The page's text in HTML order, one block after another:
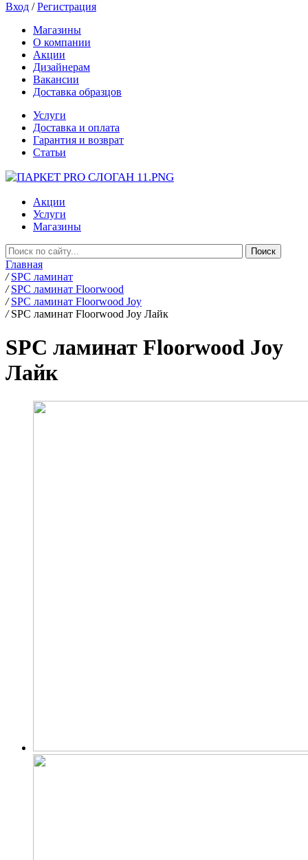
Вход /Регистрация
Магазины
О компании
Акции
Дизайнерам
Вакансии
Доставка образцов
Услуги
Доставка и оплата
Гарантия и возврат
Статьи
Акции
Услуги
Магазины
Главная
/ SPC ламинат
/ SPC ламинат Floorwood
/ SPC ламинат Floorwood Joy
/ SPC ламинат Floorwood Joy Лайк
SPC ламинат Floorwood Joy
Лайк